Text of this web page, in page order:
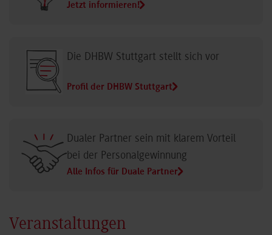
Jetzt informieren!
Die DHBW Stuttgart stellt sich vor
Profil der DHBW Stuttgart
Dualer Partner sein mit klarem Vorteil
bei der Personalgewinnung
Alle Infos für Duale Partner
Veranstaltungen